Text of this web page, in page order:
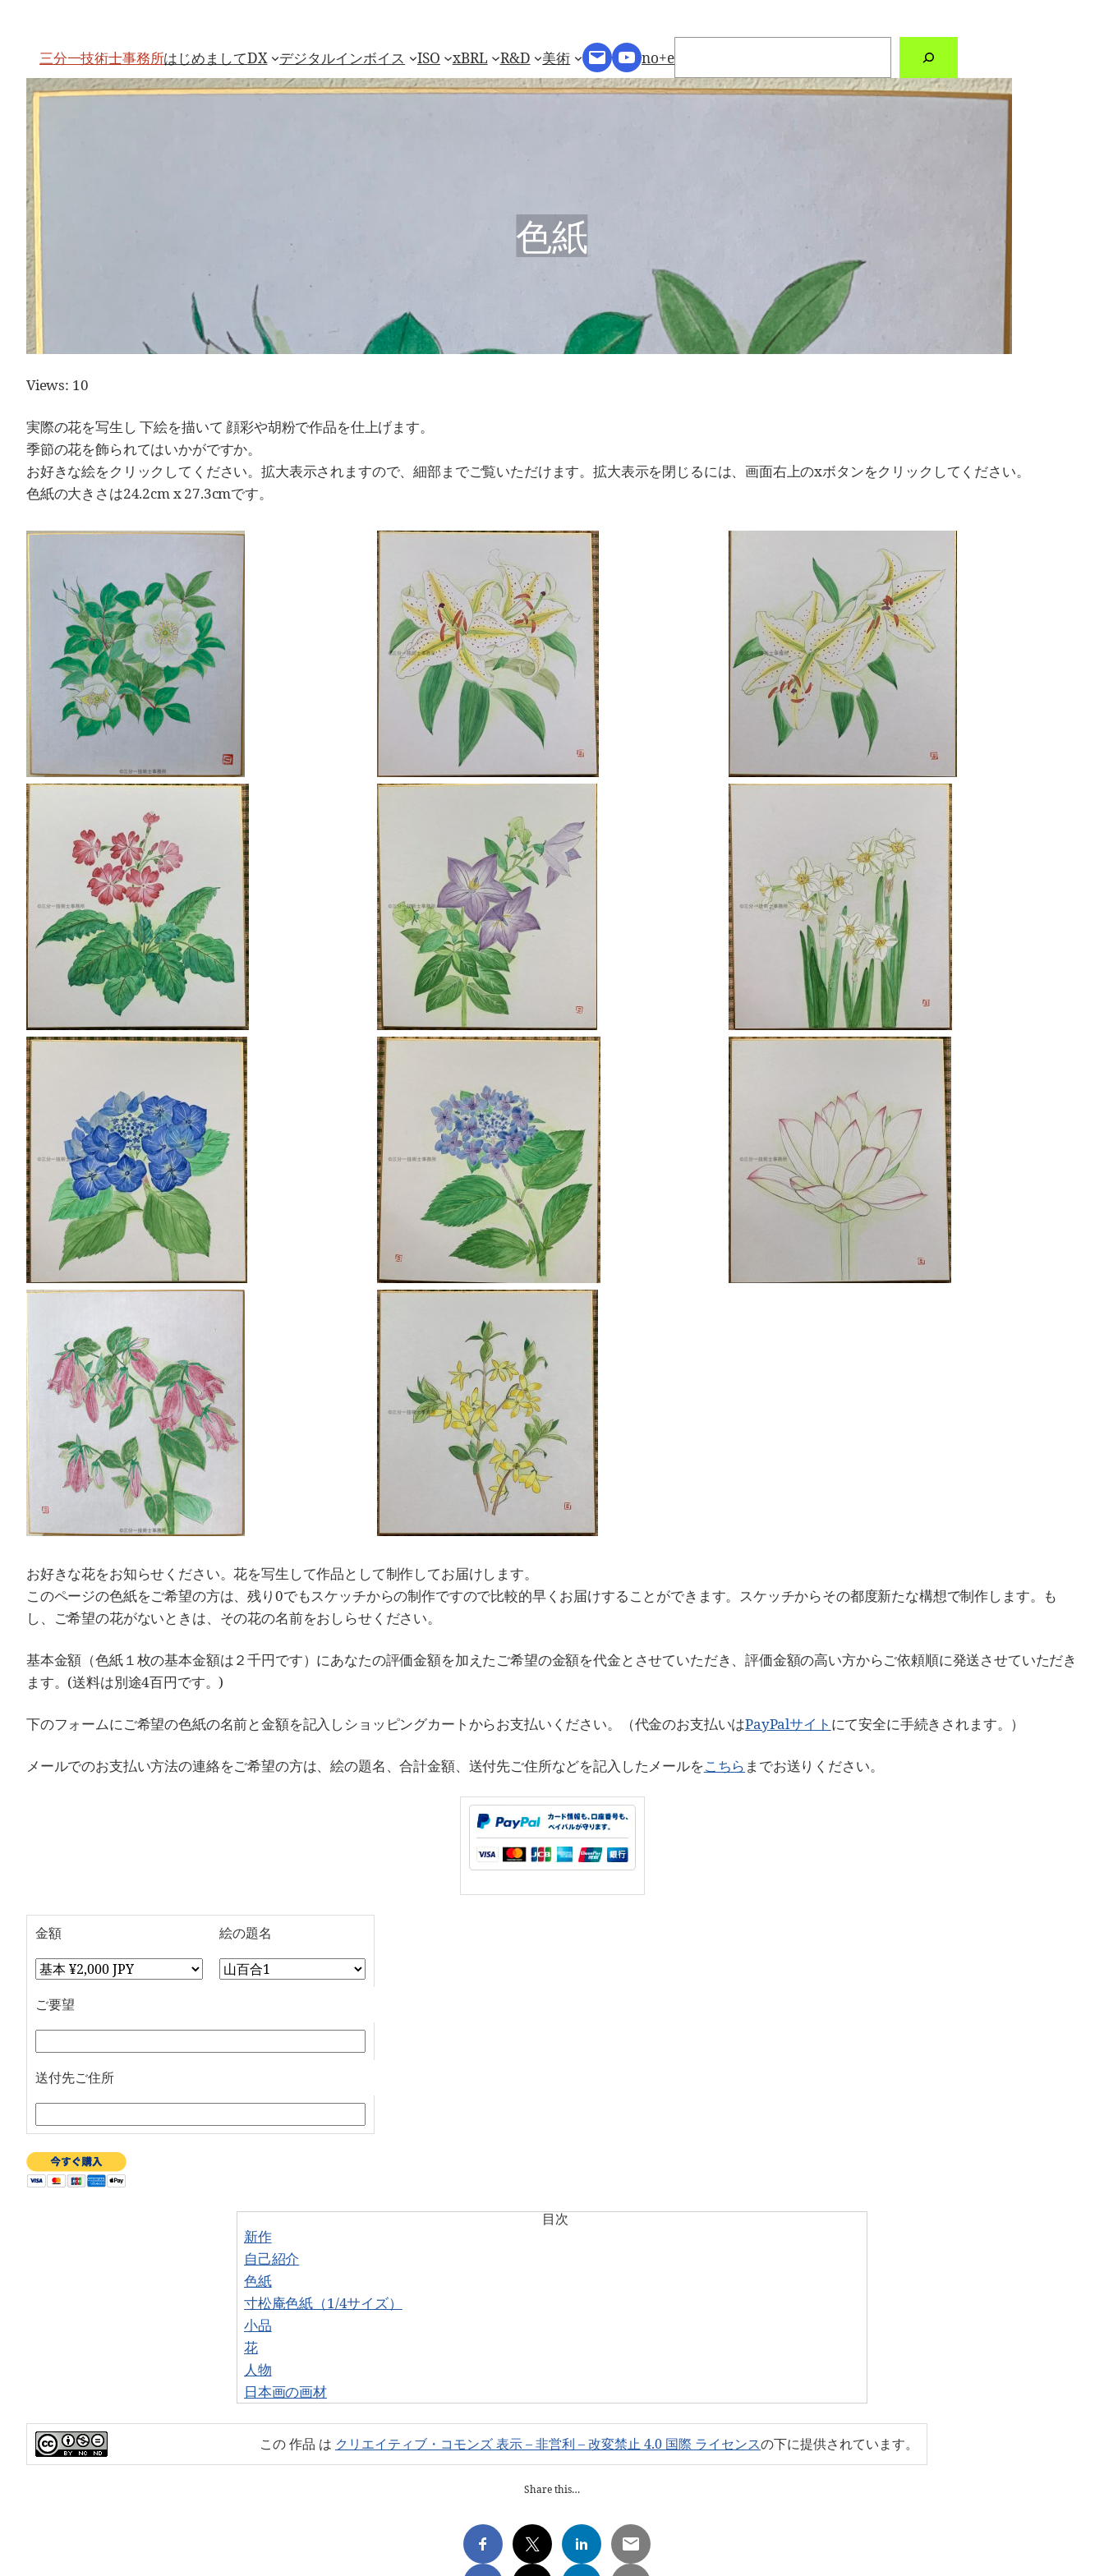
三分一技術士事務所はじめましてDX デジタルインボイス ISO xBRL R&D 美術 MailYouTube
no+e
検
索
色紙
Views: 10
実際の花を写生し 下絵を描いて 顔彩や胡粉で作品を仕上げます。
季節の花を飾られてはいかがですか。
お好きな絵をクリックしてください。拡大表示されますので、細部までご覧いただけます。拡大表示を閉じるには、画面右上のxボタンをクリックしてください。
色紙の大きさは24.2cm x 27.3cmです。
お好きな花をお知らせください。花を写生して作品として制作してお届けします。
このページの色紙をご希望の方は、残り0でもスケッチからの制作ですので比較的早くお届けすることができます。スケッチからその都度新たな構想で制作します。も
し、ご希望の花がないときは、その花の名前をおしらせください。
基本金額（色紙１枚の基本金額は２千円です）にあなたの評価金額を加えたご希望の金額を代金とさせていただき、評価金額の高い方からご依頼順に発送させていただき
ます。(送料は別途4百円です。)
下のフォームにご希望の色紙の名前と金額を記入しショッピングカートからお支払いください。（代金のお支払いはPayPalサイト にて安全に手続きされます。）
メールでのお支払い方法の連絡をご希望の方は、絵の題名、合計金額、送付先ご住所などを記入したメールをこちら までお送りください。
金額 絵の題名
ご要望
送付先ご住所
目次
新作
自己紹介
色紙
寸松庵色紙（1/4サイズ）
小品
花
人物
日本画の画材
この 作品 は クリエイティブ・コモンズ 表示 – 非営利 – 改変禁止 4.0 国際 ライセンスの下に提供されています。
Share this…